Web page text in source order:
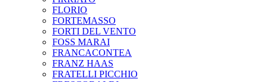
FLORIO
FORTEMASSO
FORTI DEL VENTO
FOSS MARAI
FRANCACONTEA
FRANZ HAAS
FRATELLI PICCHIO